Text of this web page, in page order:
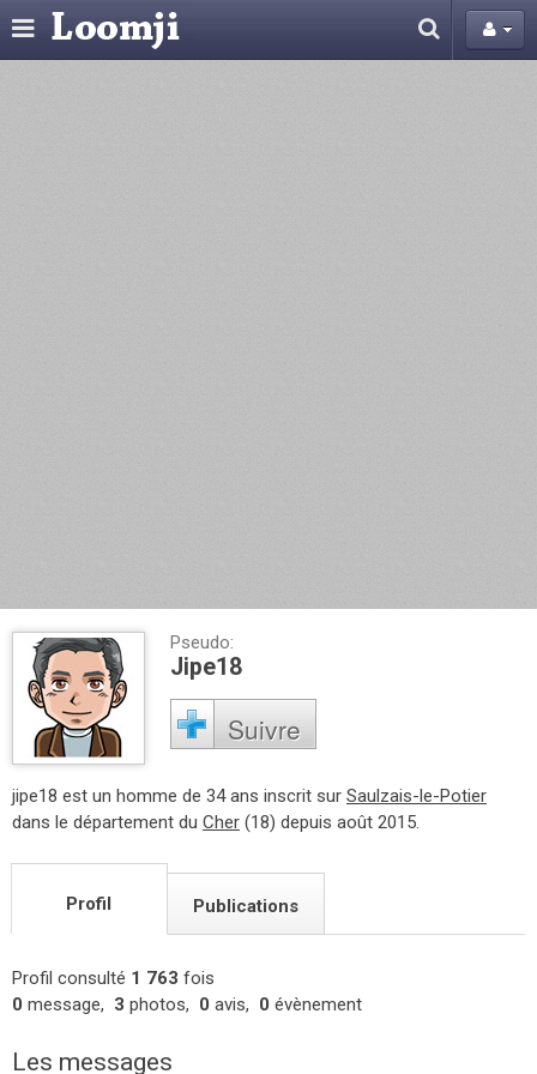
Pseudo:
Jipe18
Suivre
jipe18 est un homme de 34 ans inscrit sur Saulzais-le-Potier
dans le département du Cher (18) depuis août 2015.
Profil Publications
Profil consulté 1 763 fois
0 message, 3 photos, 0 avis, 0 évènement
Les messages